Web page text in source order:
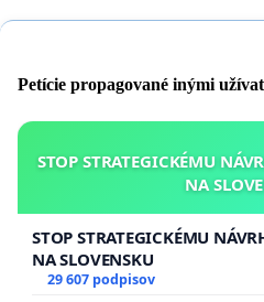
Petície propagované inými
STOP STRATEGICKÉMU
NA
STOP STRATEGICKÉMU
NA SLOVENSKU
29 607 podpisov